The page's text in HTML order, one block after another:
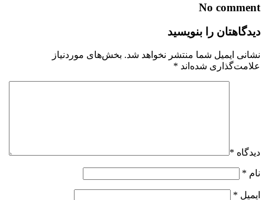
No comment
دیدگاهتان را بنویسید
نشانی ایمیل شما منتشر نخواهد شد. بخش‌های موردنیاز
علامت‌گذاری شده‌اند *
دیدگاه *
نام *
ایمیل *